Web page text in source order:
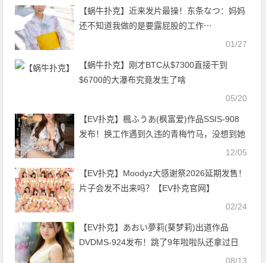
【蜗牛扑克】近来发片最操！东条なつ：妈妈
还不知道我做的是要露屁股的工作⋯
01/27
【蜗牛扑克】刚才BTC从$7300直接干到
$6700的大瀑布究竟发生了啥
05/20
【EV扑克】楓ふうあ(枫富爱)作品SSIS-908
发布！换工作遇到久违的青梅竹马，没想到她
12/05
【EV扑克】Moodyz大感谢祭2026延期发售！
片子会发不出来吗？【EV扑克官网】
02/24
【EV扑克】あおい夢莉(葵梦莉)出道作品
DVDMS-924发布！跳了9年啦啦队还拿过日
本前三名的她一抠就喷水！【EV扑克官网】
08/13